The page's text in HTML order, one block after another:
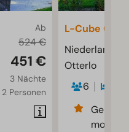
Ab
524 €
451 €
3 Nächte
2 Personen
L-Cube 6
Niederlande,
Otterlo
6